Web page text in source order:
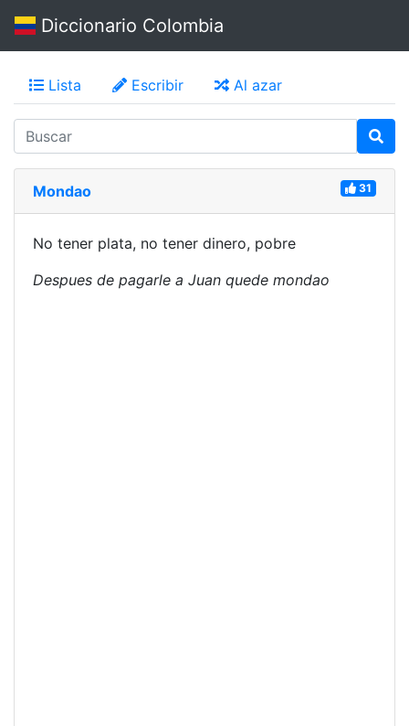
Diccionario Colombia
Lista Escribir Al azar
Mondao 31
No tener plata, no tener dinero, pobre
Despues de pagarle a Juan quede mondao